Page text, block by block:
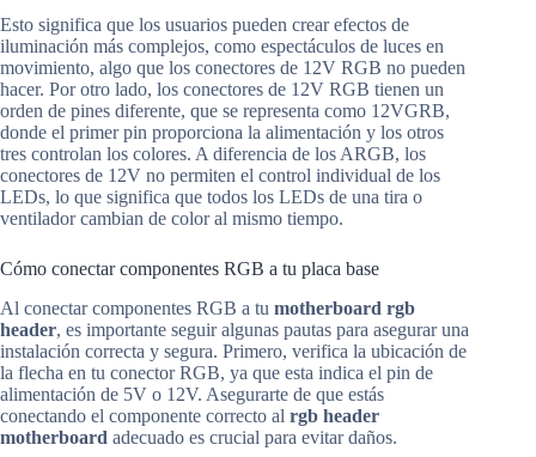
Esto significa que los usuarios pueden crear efectos de
iluminación más complejos, como espectáculos de luces en
movimiento, algo que los conectores de 12V RGB no pueden
hacer. Por otro lado, los conectores de 12V RGB tienen un
orden de pines diferente, que se representa como 12VGRB,
donde el primer pin proporciona la alimentación y los otros
tres controlan los colores. A diferencia de los ARGB, los
conectores de 12V no permiten el control individual de los
LEDs, lo que significa que todos los LEDs de una tira o
ventilador cambian de color al mismo tiempo.
Cómo conectar componentes RGB a tu placa base
Al conectar componentes RGB a tu motherboard rgb
header, es importante seguir algunas pautas para asegurar una
instalación correcta y segura. Primero, verifica la ubicación de
la flecha en tu conector RGB, ya que esta indica el pin de
alimentación de 5V o 12V. Asegurarte de que estás
conectando el componente correcto al rgb header
motherboard adecuado es crucial para evitar daños.